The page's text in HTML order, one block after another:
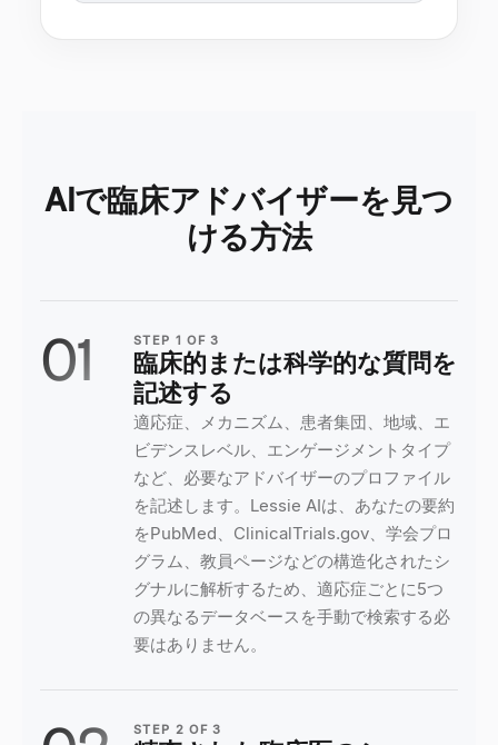
AIで臨床アドバイザーを見つ
ける方法
01 STEP 1 OF3
臨床的または科学的な質問を
記述する
適応症、メカニズム、患者集団、地域、エ
ビデンスレベル、エンゲージメントタイプ
など、必要なアドバイザーのプロファイル
を記述します。Lessie AIは、あなたの要約
をPubMed、ClinicalTrials.gov、学会プロ
グラム、教員ページなどの構造化されたシ
グナルに解析するため、適応症ごとに5つ
の異なるデータベースを手動で検索する必
要はありません。
STEP 2 OF3